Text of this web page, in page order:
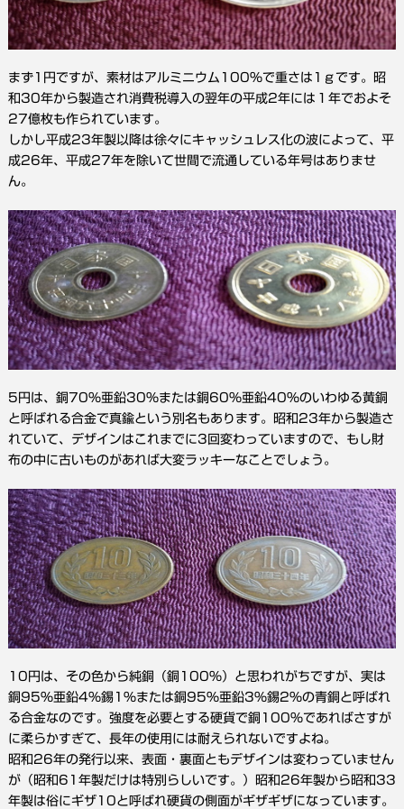
まず1円ですが、素材はアルミニウム100％で重さは1ｇです。昭
和30年から製造され消費税導入の翌年の平成2年には１年でおよそ
27億枚も作られています。
しかし平成23年製以降は徐々にキャッシュレス化の波によって、平
成26年、平成27年を除いて世間で流通している年号はありませ
ん。
5円は、銅70％亜鉛30％または銅60％亜鉛40％のいわゆる黄銅
と呼ばれる合金で真鍮という別名もあります。昭和23年から製造さ
れていて、デザインはこれまでに3回変わっていますので、もし財
布の中に古いものがあれば大変ラッキーなことでしょう。
10円は、その色から純銅（銅100％）と思われがちですが、実は
銅95％亜鉛4％錫1％または銅95％亜鉛3％錫2％の青銅と呼ばれ
る合金なのです。強度を必要とする硬貨で銅100％であればさすが
に柔らかすぎて、長年の使用には耐えられないですよね。
昭和26年の発行以来、表面・裏面ともデザインは変わっていません
が（昭和61年製だけは特別らしいです。）昭和26年製から昭和33
年製は俗にギザ10と呼ばれ硬貨の側面がギザギザになっています。